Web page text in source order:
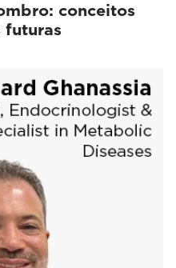
conceitos
futuras